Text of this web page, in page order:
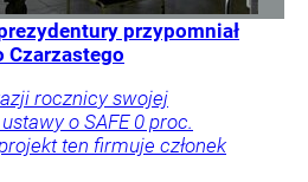
przypomniał
Czarzastego
rocznicy swojej
o SAFE 0 proc.
ten firmuje członek